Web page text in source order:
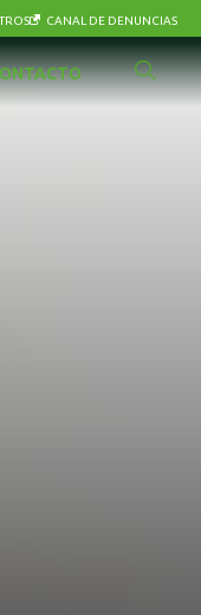
CANAL DE DENUNCIAS